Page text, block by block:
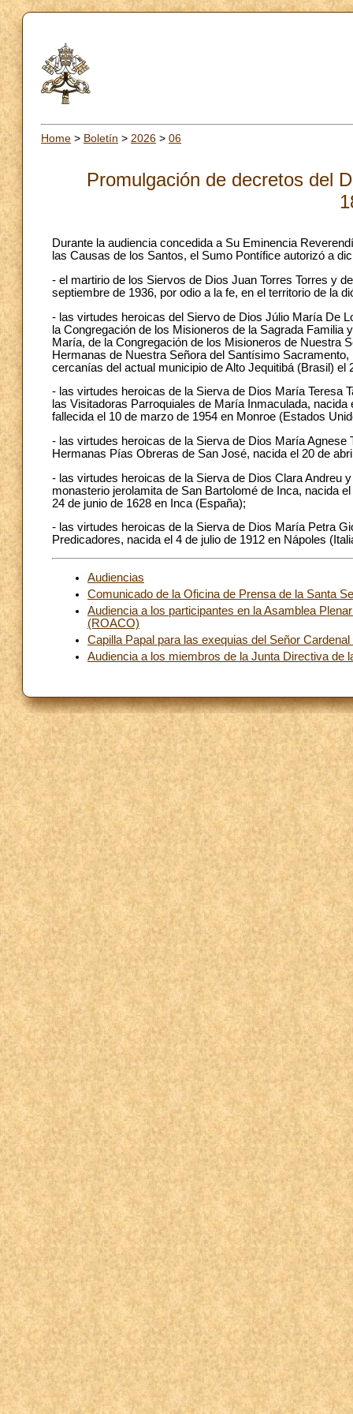
Home > Boletín > 2026 > 06
Promulgación de decretos del
Durante la audiencia concedida a Su Eminencia
las Causas de los Santos, el Sumo Pontífice autorizó a
- el martirio de los Siervos de Dios Juan Torres Torres y
septiembre de 1936, por odio a la fe, en el territorio de la
- las virtudes heroicas del Siervo de Dios Júlio María De
la Congregación de los Misioneros de la Sagrada
María, de la Congregación de los Misioneros de Nuestra
Hermanas de Nuestra Señora del Santísimo
cercanías del actual municipio de Alto Jequitibá (Brasil) el
- las virtudes heroicas de la Sierva de Dios María Teresa
las Visitadoras Parroquiales de María Inmaculada,
fallecida el 10 de marzo de 1954 en Monroe (Estados
- las virtudes heroicas de la Sierva de Dios María
Hermanas Pías Obreras de San José, nacida el 20 de
- las virtudes heroicas de la Sierva de Dios Clara Andreu
monasterio jerolamita de San Bartolomé de Inca, nacida
24 de junio de 1628 en Inca (España);
- las virtudes heroicas de la Sierva de Dios María Petra
Predicadores, nacida el 4 de julio de 1912 en Nápoles
Audiencias
Comunicado de la Oficina de Prensa de la Santa
Audiencia a los participantes en la Asamblea
(ROACO)
Capilla Papal para las exequias del Señor
Audiencia a los miembros de la Junta Directiva de